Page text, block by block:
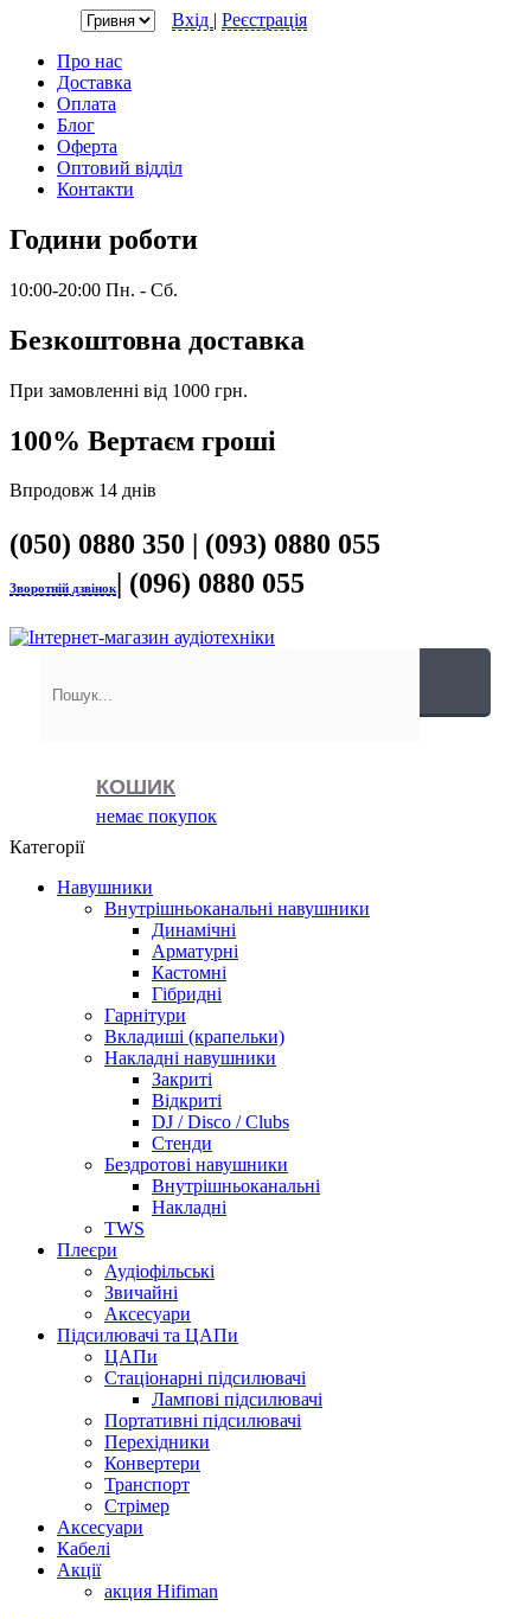
Вхід | Реєстрація
Про нас
Доставка
Оплата
Блог
Оферта
Оптовий відділ
Контакти
Години роботи
10:00-20:00 Пн. - Сб.
Безкоштовна доставка
При замовленні від 1000 грн.
100% Вертаєм гроші
Впродовж 14 днів
(050) 0880 350 | (093) 0880 055
Зворотній дзвінок| (096) 0880 055
КОШИК
немає покупок
Категорії
Навушники
Внутрішньоканальні навушники
Динамічні
Арматурні
Кастомні
Гібридні
Гарнітури
Вкладиші (крапельки)
Накладні навушники
Закриті
Відкриті
DJ / Disco / Clubs
Стенди
Бездротові навушники
Внутрішньоканальні
Накладні
TWS
Плеєри
Аудіофільські
Звичайні
Аксесуари
Підсилювачі та ЦАПи
ЦАПи
Стаціонарні підсилювачі
Лампові підсилювачі
Портативні підсилювачі
Перехідники
Конвертери
Транспорт
Стрімер
Аксесуари
Кабелі
Акції
акция Hifiman